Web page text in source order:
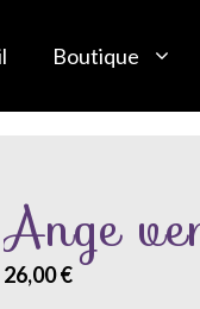
Boutique
Ange
26,00€